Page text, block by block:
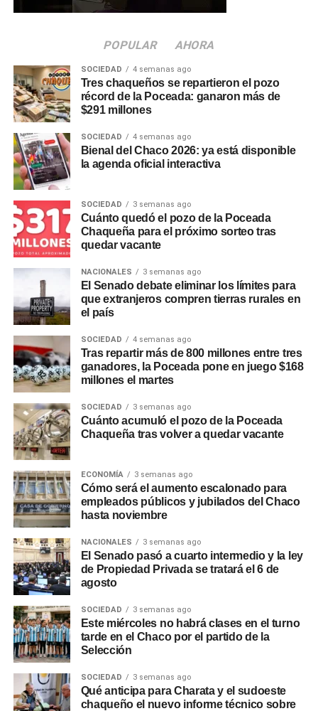
100 metros.
En paralelo, se construirá una línea subterránea de media
abastecer nuevos distribuidores y subestaciones,
fortaleciendo el suministro en distintos sectores de la
ciudad. En esta primera etapa, los trabajos están
tensión de 33 KV, mientras que posteriormente se
avanzará con la construcción de la estación
transformadora.
Beneficios para vecinos e
industrias de Charata
La nueva infraestructura permitirá optimizar el
eléctrico
en forma directa en la zona céntrica
comprendida entre las calles Pringles y Liniers y entre
Caseros y Belgrano, además de mejorar el
abastecimiento en los barrios San Antonio, Cambalache,
4 de Octubre y Juan José Valle.
El avance de los trabajos fue
presidente saliente de Secheep, José Bistoletti, junto al
intendente de Charata,Rubén Rach. También
participaron el vocal del Directorio de la empresa,
Germán Perelli; el asesor José Rodríguez y la gerente
zonal, Alejandra Guerrero, quienes verificaron el
desarrollo de una obra considerada estratégica para el
futuro energético de la ciudad.
Másnoticias de Charata enCharataChaco.Net.
POPULAR AHORA
SOCIEDAD 4 semanas ago
Tres chaqueños se repartieron el pozo
récord de la Poceada: ganaron más de
$291 millones
SOCIEDAD 4 semanas ago
Bienal del Chaco 2026: ya está disponible
la agenda oficial interactiva
SOCIEDAD 3 semanas ago
Cuánto quedó el pozo de la Poceada
Chaqueña para el próximo sorteo tras
quedar vacante
NACIONALES 3 semanas ago
El Senado debate eliminar los límites para
que extranjeros compren tierras rurales en
el país
SOCIEDAD 4 semanas ago
Tras repartir más de 800 millones entre tres
ganadores, la Poceada pone en juego $168
millones el martes
SOCIEDAD 3 semanas ago
Cuánto acumuló el pozo de la Poceada
Chaqueña tras volver a quedar vacante
ECONOMÍA 3 semanas ago
Cómo será el aumento escalonado para
empleados públicos y jubilados del Chaco
hasta noviembre
NACIONALES 3 semanas ago
El Senado pasó a cuarto intermedio y la ley
de Propiedad Privada se tratará el 6 de
agosto
SOCIEDAD 3 semanas ago
Este miércoles no habrá clases en el turno
tarde en el Chaco por el partido de la
Selección
SOCIEDAD 3 semanas ago
Qué anticipa para Charata y el sudoeste
chaqueño el nuevo informe técnico sobre